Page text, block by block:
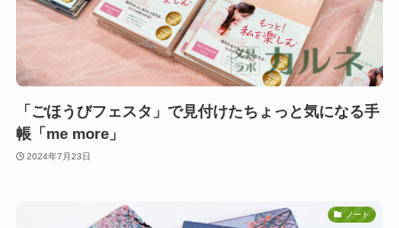
「ごほうびフェスタ」で見付けたちょっと気になる手
帳「me more」
2024年7月23日
ノート